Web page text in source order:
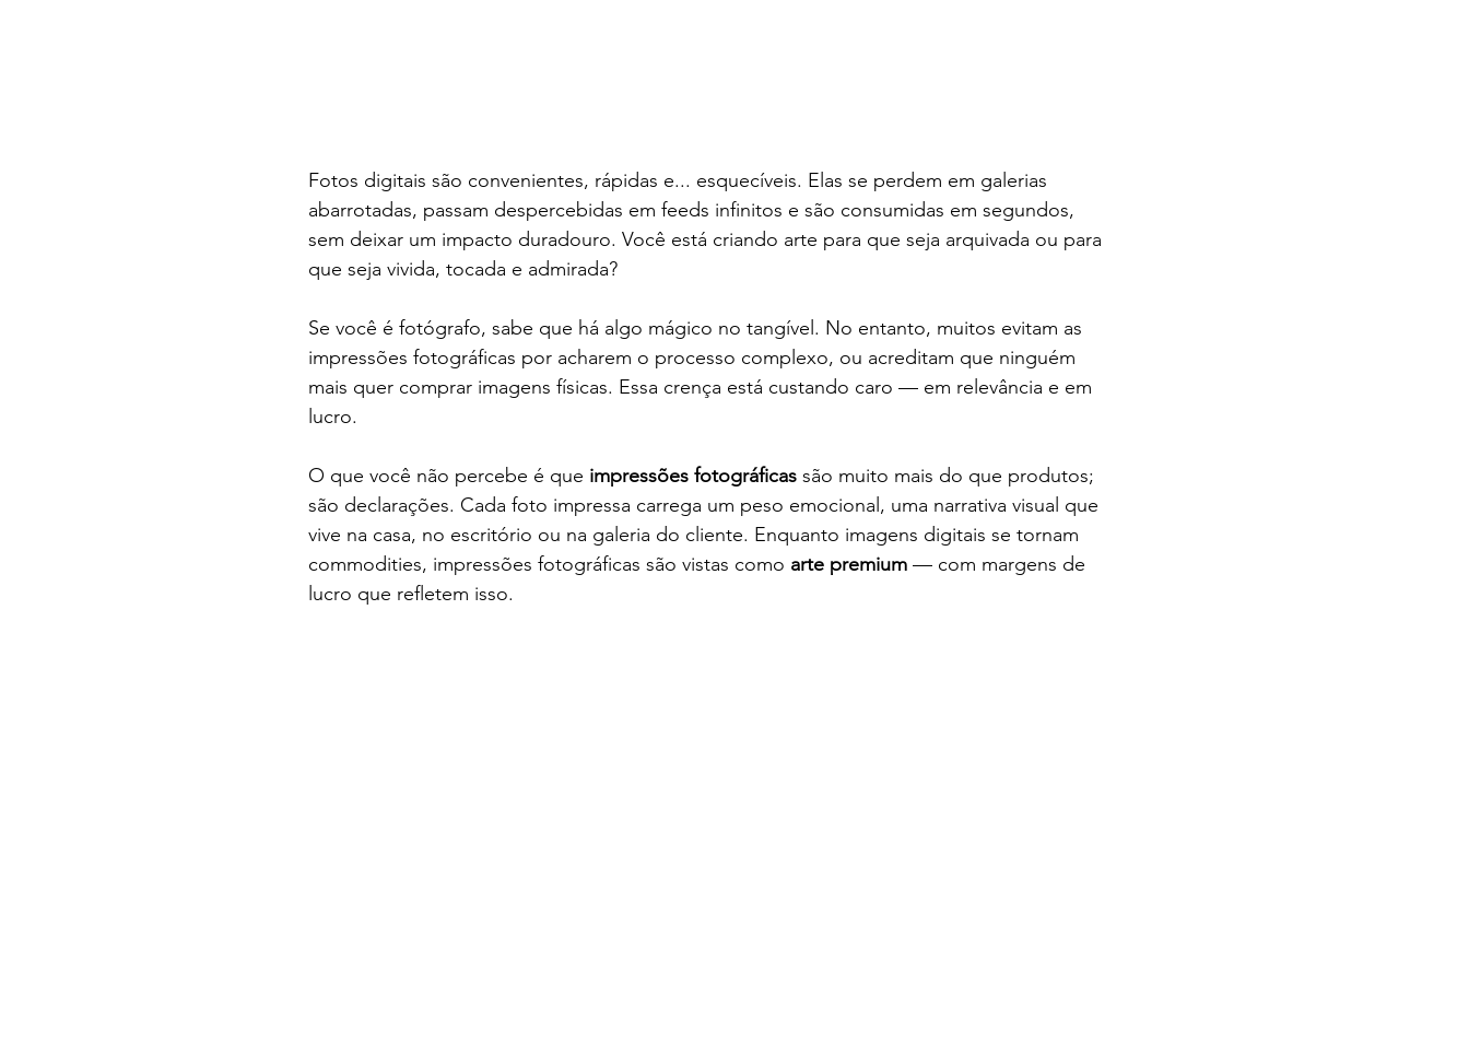
Fotos digitais são convenientes, rápidas e... esquecíveis. Elas se perdem em galerias
abarrotadas, passam despercebidas em feeds infinitos e são consumidas em segundos,
sem deixar um impacto duradouro. Você está criando arte para que seja arquivada ou para
que seja vivida, tocada e admirada?
Se você é fotógrafo, sabe que há algo mágico no tangível. No entanto, muitos evitam as
impressões fotográficas por acharem o processo complexo, ou acreditam que ninguém
mais quer comprar imagens físicas. Essa crença está custando caro — em relevância e em
lucro.
O que você não percebe é que impressões fotográficas são muito mais do que produtos;
são declarações. Cada foto impressa carrega um peso emocional, uma narrativa visual que
vive na casa, no escritório ou na galeria do cliente. Enquanto imagens digitais se tornam
commodities, impressões fotográficas são vistas como arte premium — com margens de
lucro que refletem isso.